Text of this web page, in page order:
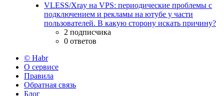
VLESS/Xray на VPS: периодические проблемы с
подключением и рекламы на ютубе у части
пользователей. В какую сторону искать причину?
2 подписчика
0 ответов
© Habr
О сервисе
Правила
Обратная связь
Блог